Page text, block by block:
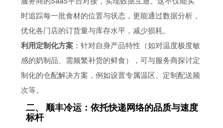
时追踪每一批食材的位置与状态，更能通过数据分析，
优化各门店的订货量与库存水平，减少损耗。
利用定制化方案 ：针对自身产品特性（如对温度极度敏
感的奶制品、需频繁补货的鲜食），可与服务商探讨定
制化的仓配解决方案，例如设置专属温区、定制配送频
次等。
二、 顺丰冷运：依托快递网络的品质与速度
标杆